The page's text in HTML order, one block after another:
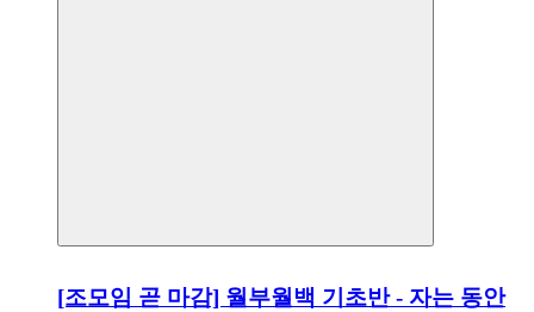
[조모임 곧 마감] 월부월백 기초반 - 자는 동안